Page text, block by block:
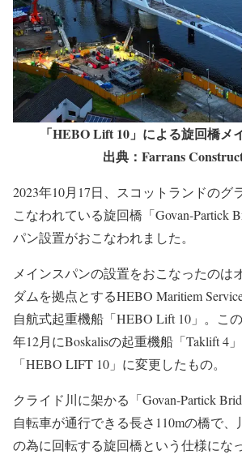
「HEBO Lift 10」による旋回橋メ
出典：Farrans
2023年10月17日、スコットランドのグ
こなわれている旋回橋「Govan-Partick
パン設置がおこなわれました。
メインスパンの設置をおこなったのは
ダムを拠点とするHEBO Maritiem
自航式起重機船「HEBO Lift 10」。こ
年12月にBoskalisの起重機船「Taklift 4
「HEBO LIFT 10」に変更したもの。
クライド川に架かる「Govan-Partick
自転車が通行できる長さ110mの橋で
の為に回転する旋回橋という仕様にな